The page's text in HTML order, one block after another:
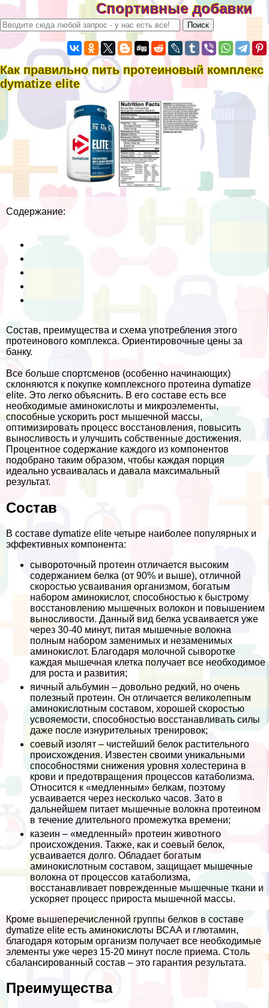
Спортивные добавки
Как правильно пить протеиновый комплекс
dymatize elite
Cодержание:
Состав, преимущества и схема употрeбления этого
протеинового комплекса. Ориентировочные цены за
банку.
Все больше спортсменов (особенно начинающих)
склоняются к покупке комплексного протеина dymatize
elite. Это легко объяснить. В его составе есть все
необходимые аминокислоты и микроэлементы,
способные ускорить рост мышечной массы,
оптимизировать процесс восстановления, повысить
выносливость и улучшить собственные достижения.
Процентное содержание каждого из компонентов
подобрано таким образом, чтобы каждая порция
идеально усваивалась и давала максимальный
результат.
Состав
В составе dymatize elite четыре наиболее популярных и
эффективных компонента:
сывороточный протеин отличается высоким
содержанием белка (от 90% и выше), отличной
скоростью усваивания организмом, богатым
набором аминокислот, способностью к быстрому
восстановлению мышечных волокон и повышением
выносливости. Данный вид белка усваивается уже
через 30-40 минут, питая мышечные волокна
полным набором заменимых и незаменимых
аминокислот. Благодаря молочной сыворотке
каждая мышечная клетка получает все необходимое
для роста и развития;
яичный альбумин – довольно редкий, но очень
полезный протеин. Он отличается великолепным
аминокислотным составом, хорошей скоростью
усвояемости, способностью восстанавливать силы
даже после изнурительных тренировок;
соевый изолят – чистейший белок растительного
происхождения. Известен своими уникальными
способностями снижения уровня холестерина в
крови и предотвращения процессов катаболизма.
Относится к «медленным» белкам, поэтому
усваивается через несколько часов. Зато в
дальнейшем питает мышечные волокна протеином
в течение длительного промежутка времени;
казеин – «медленный» протеин животного
происхождения. Также, как и соевый белок,
усваивается долго. Обладает богатым
аминокислотным составом, защищает мышечные
волокна от процессов катаболизма,
восстанавливает поврежденные мышечные ткани и
ускоряет процесс прироста мышечной массы.
Кроме вышеперечисленной группы белков в составе
dymatize elite есть аминокислоты ВСАА и глютамин,
благодаря которым организм получает все необходимые
элементы уже через 15-20 минут после приема. Столь
сбалансированный состав – это гарантия результата.
Преимущества